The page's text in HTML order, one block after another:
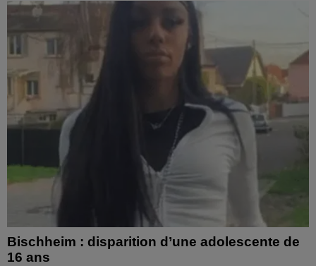
Bischheim : disparition d’une adolescente de
16 ans